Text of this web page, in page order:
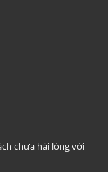
chưa hài lòng với